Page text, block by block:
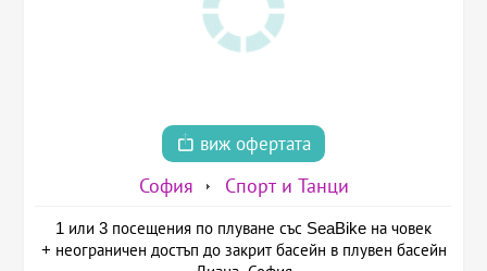
виж офертата
София Спорт и Танци
1 или 3 посещения по плуване със SeaBike на човек
+ неограничен достъп до закрит басейн в плувен басейн